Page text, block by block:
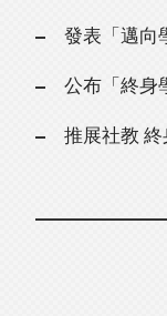
發表「邁向
公布「終身
推展社教 終